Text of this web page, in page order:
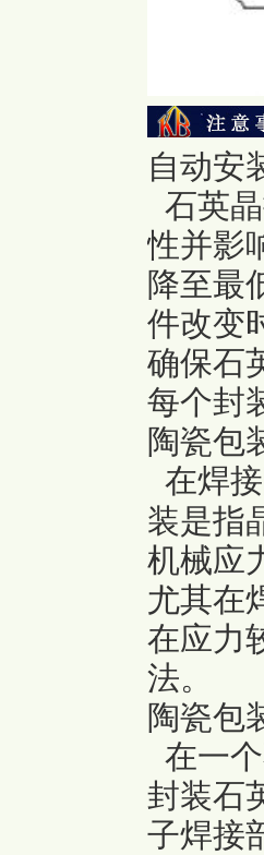
自动安
石英
性并影
降至最
件改变
确保石
每个封
陶瓷包
在焊
装是指
机械应
尤其在
在应力
法。
陶瓷包
在一
封装石
子焊接